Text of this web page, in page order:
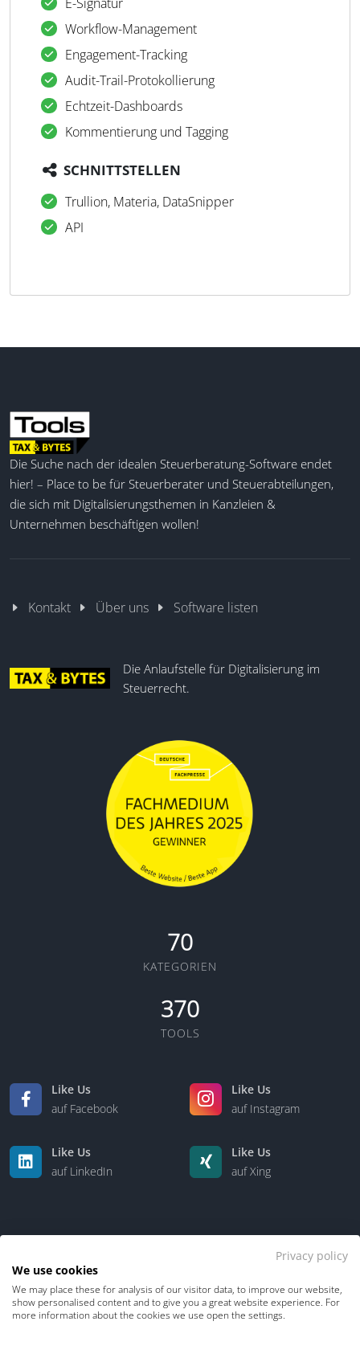
Workflow-Management
Engagement-Tracking
Audit-Trail-Protokollierung
Echtzeit-Dashboards
Kommentierung und Tagging
SCHNITTSTELLEN
Trullion, Materia, DataSnipper
API
Die Suche nach der idealen Steuerberatung-Software endet
hier! – Place to be für Steuerberater und Steuerabteilungen,
die sich mit Digitalisierungsthemen in Kanzleien &
Unternehmen beschäftigen wollen!
Kontakt Über uns Software listen
Die Anlaufstelle für Digitalisierung im
Steuerrecht.
70
KATEGORIEN
370
TOOLS
Like Us
auf Facebook
Like Us
auf Instagram
Like Us
auf LinkedIn
Like Us
auf Xing
Kontakt Über uns
Privacy policy
We use cookies
We may place these for analysis of our visitor data, to improve our website,
show personalised content and to give you a great website experience. For
more information about the cookies we use open the settings.